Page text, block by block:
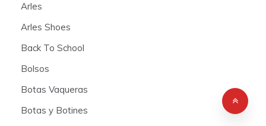
Arles
Arles Shoes
Back To School
Bolsos
Botas Vaqueras
Botas y Botines